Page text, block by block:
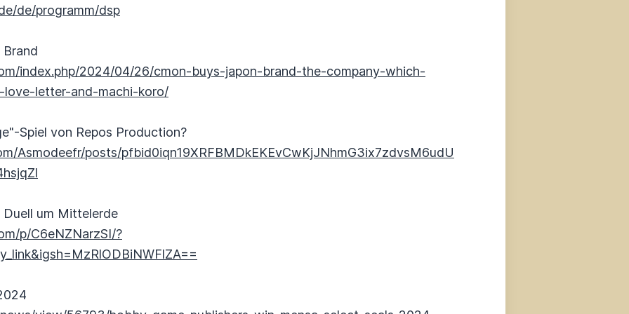
de/programm/dsp
index.php/2024/04/26/cmon-buys-japon-brand-the-company-which-
letter-and-machi-koro/
Spiel von Repos Production?
Asmodeefr/posts/pfbid0iqn19XRFBMDkEKEvCwKjJNhmG3ix7zdvsM6udU
Duell um Mittelerde
p/C6eNZNarzSI/?